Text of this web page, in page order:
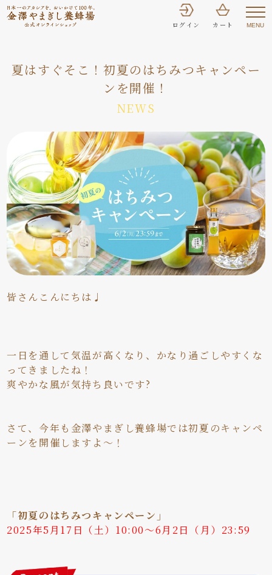
ログイン カート MENU
夏はすぐそこ！初夏のはちみつキャンペー
ンを開催！
NEWS
皆さんこんにちは♩
一日を通して気温が高くなり、かなり過ごしやすくな
ってきましたね！
爽やかな風が気持ち良いです?
さて、今年も金澤やまぎし養蜂場では初夏のキャンペ
ーンを開催しますよ～！
「初夏のはちみつキャンペーン」
2025年5月17 日（土）10:00～6月2日（月）23:59